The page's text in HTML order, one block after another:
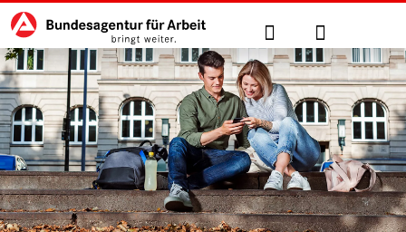
zu den Hauptinhalten springen
Hauptnavigation Suche Anmelden